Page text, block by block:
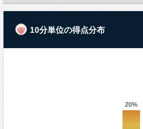
10分単位の得点分布
20%